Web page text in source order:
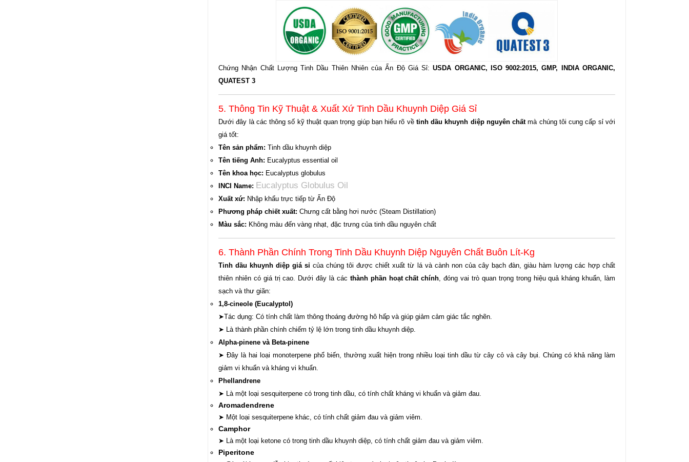
Chứng Nhận Chất Lượng Tinh Dầu Thiên Nhiên của Ấn Độ Giá Sỉ:USDA ORGANIC, ISO 9002:2015, GMP, INDIA ORGANIC,
QUATEST 3
5. Thông Tin Kỹ Thuật & Xuất Xứ Tinh Dầu Khuynh Diệp Giá Sỉ
Dưới đây là các thông số kỹ thuật quan trọng giúp bạn hiểu rõ về tinh dầu khuynh diệp nguyên chấtmà chúng tôi cung cấp sỉ với
giá tốt:
Tên sản phẩm: Tinh dầu khuynh diệp
Tên tiếng Anh: Eucalyptus essential oil
Tên khoa học: Eucalyptus globulus
INCI Name: Eucalyptus Globulus Oil
Xuất xứ: Nhập khẩu trực tiếp từ Ấn Độ
Phương pháp chiết xuất: Chưng cất bằng hơi nước (Steam Distillation)
Màu sắc: Không màu đến vàng nhạt, đặc trưng của tinh dầu nguyên chất
6. Thành Phần Chính Trong Tinh Dầu Khuynh Diệp Nguyên Chất Buôn Lít-Kg
Tinh dầu khuynh diệp giá sỉ của chúng tôi được chiết xuất từ lá và cành non của cây bạch đàn, giàu hàm lượng các hợp chất
thiên nhiên có giá trị cao. Dưới đây là các thành phần hoạt chất chính , đóng vai trò quan trọng trong hiệu quả kháng khuẩn, làm
sạch và thư giãn:
1,8-cineole (Eucalyptol)
➤Tác dụng: Có tính chất làm thông thoáng đường hô hấp và giúp giảm cảm giác tắc nghẽn.
➤ Là thành phần chính chiếm tỷ lệ lớn trong tinh dầu khuynh diệp.
Alpha-pinene và Beta-pinene
➤ Đây là hai loại monoterpene phổ biến, thường xuất hiện trong nhiều loại tinh dầu từ cây cỏ và cây bụi. Chúng có khả năng làm
giảm vi khuẩn và kháng vi khuẩn.
Phellandrene
➤ Là một loại sesquiterpene có trong tinh dầu, có tính chất kháng vi khuẩn và giảm đau.
Aromadendrene
➤ Một loại sesquiterpene khác, có tính chất giảm đau và giảm viêm.
Camphor
➤ Là một loại ketone có trong tinh dầu khuynh diệp, có tính chất giảm đau và giảm viêm.
Piperitone